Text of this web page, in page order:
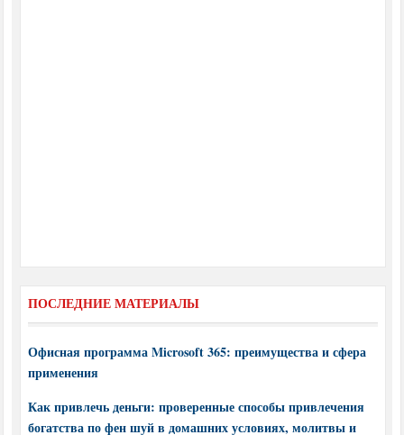
ПОСЛЕДНИЕ МАТЕРИАЛЫ
Офисная программа Microsoft 365: преимущества и сфера
применения
Как привлечь деньги: проверенные способы привлечения
богатства по фен шуй в домашних условиях, молитвы и